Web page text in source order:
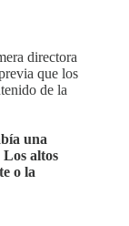
directora
que los
de la
una
Los altos
o la